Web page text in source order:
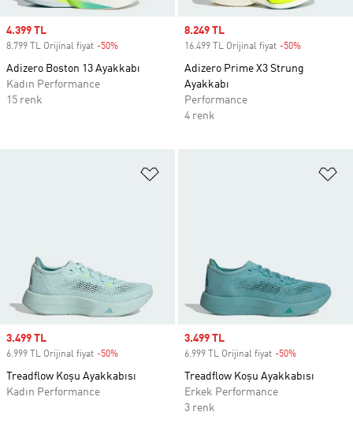
Sale price
4.399 TL
8.799 TL Orijinal fiyat -50%
Adizero Boston 13 Ayakkabı
Kadın Performance
15 renk
Sale price
8.249 TL
16.499 TL Orijinal fiyat -50%
Adizero Prime X3 Strung
Ayakkabı
Performance
4 renk
Sale price
3.499 TL
6.999 TL Orijinal fiyat -50%
Treadflow Koşu Ayakkabısı
Kadın Performance
Sale price
3.499 TL
6.999 TL Orijinal fiyat -50%
Treadflow Koşu Ayakkabısı
Erkek Performance
3 renk